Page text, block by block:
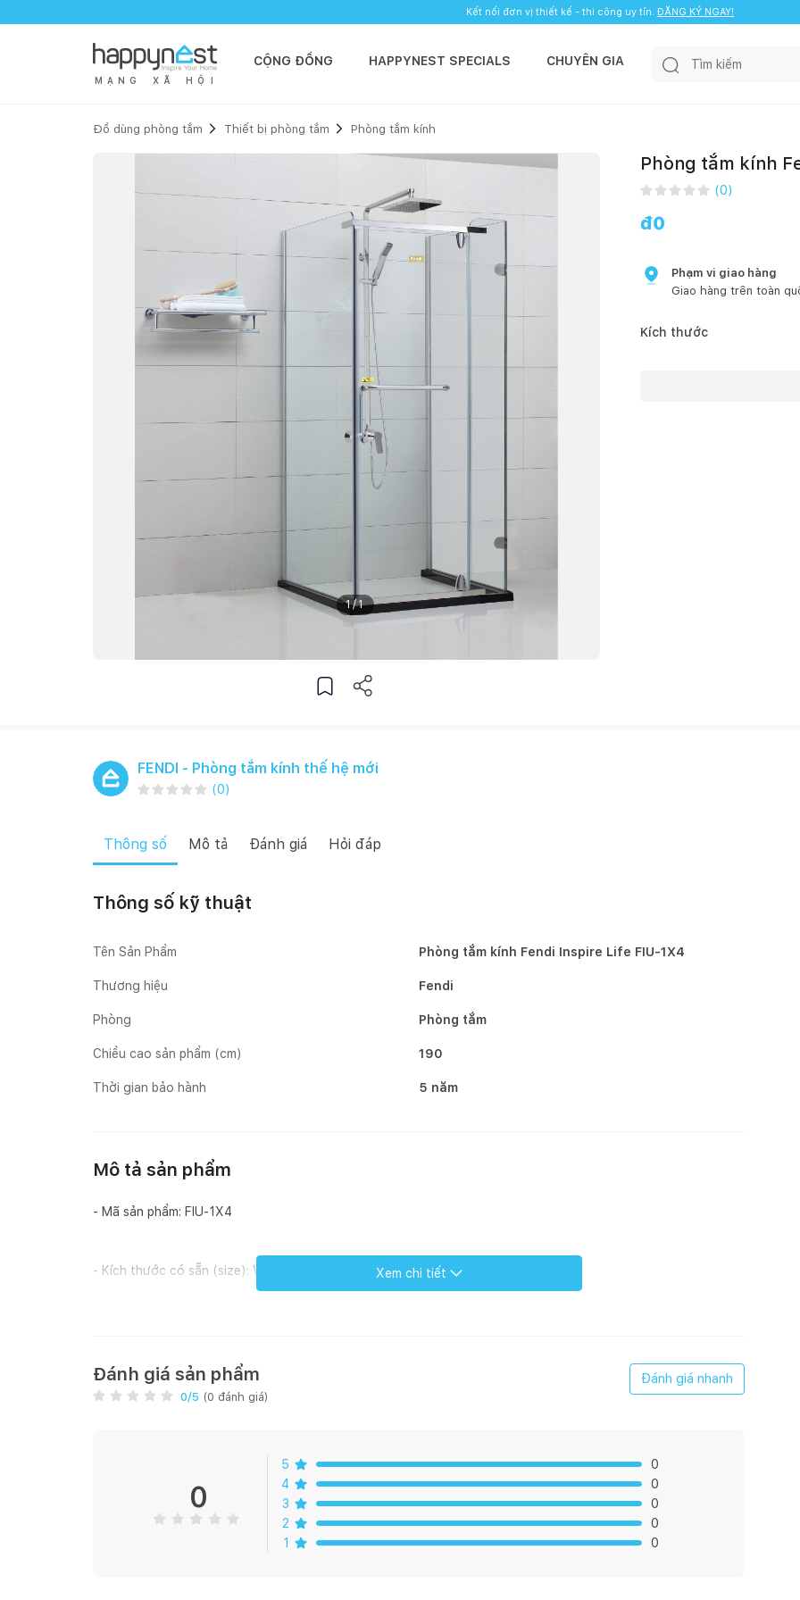
Kết nối đơn vị thiết kế - thi công uy tín. ĐĂNG KÝ NGAY!
M Ạ N G X Ã H Ộ I
CỘNG ĐỒNG HAPPYNEST SPECIALS CHUYÊN GIA
Đồ dùng phòng tắm Thiết bị phòng tắm Phòng tắm kính
1/1
Phòng tắm kính
(0)
đ0
Phạm vi giao hàng
Giao hàng trên toàn
Kích thước
FENDI - Phòng tắm kính thế hệ mới
(0)
Thông số Mô tả Đánh giá Hỏi đáp
Thông số kỹ thuật
Tên Sản Phẩm Phòng tắm kính Fendi Inspire Life FIU-1X4
Thương hiệu Fendi
Phòng Phòng tắm
Chiều cao sản phẩm (cm) 190
Thời gian bảo hành 5 năm
Mô tả sản phẩm
- Mã sản phẩm: FIU-1X4
- Kích thước có sẵn (size): W x D x H (mm) 900 x 900 x2000
- Màu hoàn thiện: Inox
- Kích thước đặt hàng (Customizable Range) W: 900 -1100 D: 900-1000 H:1900 -2100
Xem chi tiết
Đánh giá sản phẩm
0/5 (0 đánh giá)
Đánh giá nhanh
0
5
0
4
0
3
0
2
0
1
0